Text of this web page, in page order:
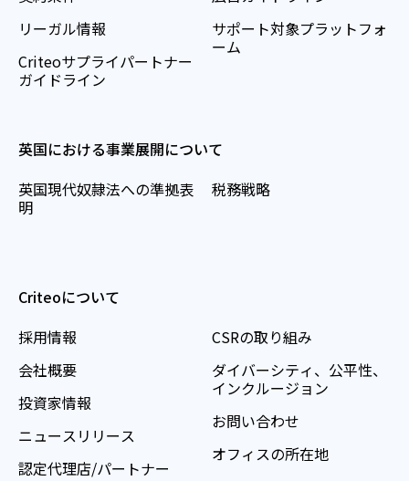
リーガル情報
Criteoサプライパートナー
ガイドライン
サポート対象プラットフォ
ーム
英国における事業展開について
英国現代奴隷法への準拠表
明
税務戦略
Criteoについて
採用情報
会社概要
投資家情報
ニュースリリース
認定代理店/パートナー
CSRの取り組み
ダイバーシティ、公平性、
インクルージョン
お問い合わせ
オフィスの所在地